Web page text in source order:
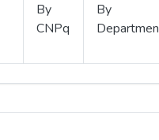
By
CNPq
By